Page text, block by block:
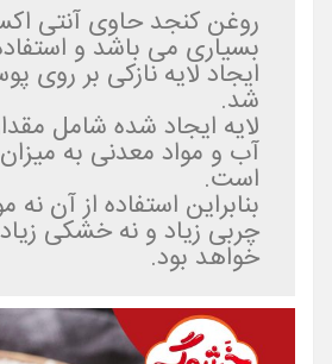
روغن کنجد حاوی آنتی
بسیاری می باشد و
ایجاد لایه نازکی بر روی
شد.
لایه ایجاد شده شامل
آب و مواد معدنی به
است.
بنابراین استفاده از آن
چربی زیاد و نه خشکی
خواهد بود.